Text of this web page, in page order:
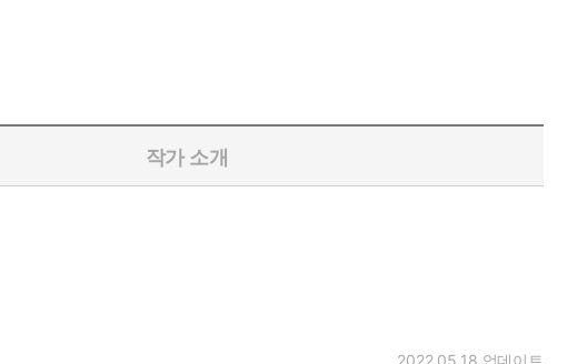
작가 소개
2022.05.18 업데이트